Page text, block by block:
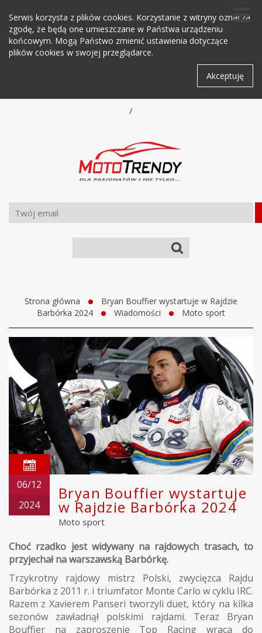
Serwis korzysta z plików cookies. Korzystanie z witryny oznacza
zgodę, że będą one umieszczane w Państwa urządzeniu
końcowym. Mogą Państwo zmienić ustawienia dotyczące
plików cookies w swojej przeglądarce.
Akceptuję
/
Strona główna
Bryan Bouffier wystartuje w Rajdzie
Barbórka 2024
Wiadomości Moto sport
06/12
2024
Bryan Bouffier wystartuje
w Rajdzie Barbórka 2024
Moto sport
Choć rzadko jest widywany na rajdowych trasach, to
przyjechał na warszawską Barbórkę.
Trzykrotny rajdowy mistrz Polski, zwycięzca Rajdu
Barbórka z 2011 r. i triumfator Monte Carlo w cyklu IRC.
Razem z Xavierem Panseri tworzyli duet, który na kilka
sezonów zawładnął polskimi rajdami. Teraz Bryan
Bouffier na zaproszenie Top Racing wraca do